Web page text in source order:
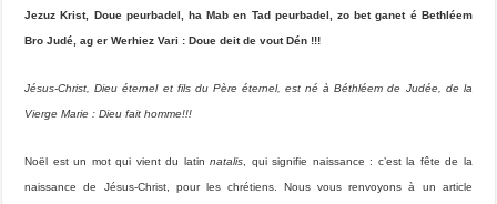
Jezuz Krist, Doue peurbadel, ha Mab en Tad peurbadel, zo bet ganet é Bethléem
Bro Judé, ag er Werhiez Vari : Doue deit de vout Dén !!!
Jésus-Christ, Dieu éternel et fils du Père éternel, est né à Béthléem de Judée, de la
Vierge Marie : Dieu fait homme!!!
Noël est un mot qui vient du latinnatalis , qui signifie naissance : c’est la fête de la
naissance de Jésus-Christ, pour les chrétiens. Nous vous renvoyons à un article